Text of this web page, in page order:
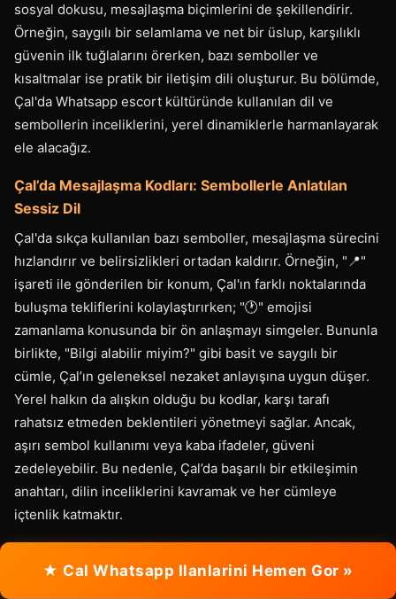
sosyal dokusu, mesajlaşma biçimlerini de şekillendirir.
Örneğin, saygılı bir selamlama ve net bir üslup, karşılıklı
güvenin ilk tuğlalarını örerken, bazı semboller ve
kısaltmalar ise pratik bir iletişim dili oluşturur. Bu bölümde,
Çal'da Whatsapp escort kültüründe kullanılan dil ve
sembollerin inceliklerini, yerel dinamiklerle harmanlayarak
ele alacağız.
Çal’da Mesajlaşma Kodları: Sembollerle Anlatılan
Sessiz Dil
Çal'da sıkça kullanılan bazı semboller, mesajlaşma sürecini
hızlandırır ve belirsizlikleri ortadan kaldırır. Örneğin, "📍"
işareti ile gönderilen bir konum, Çal'ın farklı noktalarında
buluşma tekliflerini kolaylaştırırken; "🕐" emojisi
zamanlama konusunda bir ön anlaşmayı simgeler. Bununla
birlikte, "Bilgi alabilir miyim?" gibi basit ve saygılı bir
cümle, Çal’ın geleneksel nezaket anlayışına uygun düşer.
Yerel halkın da alışkın olduğu bu kodlar, karşı tarafı
rahatsız etmeden beklentileri yönetmeyi sağlar. Ancak,
aşırı sembol kullanımı veya kaba ifadeler, güveni
zedeleyebilir. Bu nedenle, Çal’da başarılı bir etkileşimin
anahtarı, dilin inceliklerini kavramak ve her cümleye
içtenlik katmaktır.
★ Cal Whatsapp Ilanlarini Hemen Gor »